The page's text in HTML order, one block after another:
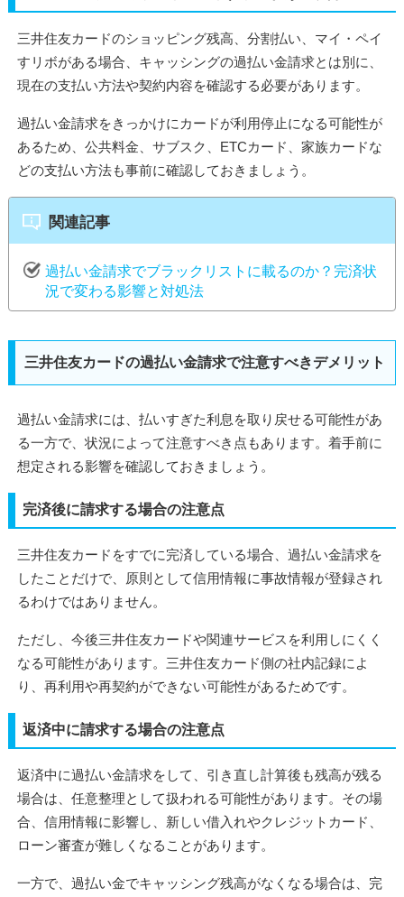
三井住友カードのショッピング残高、分割払い、マイ・ペイ
すリボがある場合、キャッシングの過払い金請求とは別に、
現在の支払い方法や契約内容を確認する必要があります。
過払い金請求をきっかけにカードが利用停止になる可能性が
あるため、公共料金、サブスク、ETCカード、家族カードな
どの支払い方法も事前に確認しておきましょう。
関連記事
過払い金請求でブラックリストに載るのか？完済状
況で変わる影響と対処法
三井住友カードの過払い金請求で注意すべきデメリット
過払い金請求には、払いすぎた利息を取り戻せる可能性があ
る一方で、状況によって注意すべき点もあります。着手前に
想定される影響を確認しておきましょう。
完済後に請求する場合の注意点
三井住友カードをすでに完済している場合、過払い金請求を
したことだけで、原則として信用情報に事故情報が登録され
るわけではありません。
ただし、今後三井住友カードや関連サービスを利用しにくく
なる可能性があります。三井住友カード側の社内記録によ
り、再利用や再契約ができない可能性があるためです。
返済中に請求する場合の注意点
返済中に過払い金請求をして、引き直し計算後も残高が残る
場合は、任意整理として扱われる可能性があります。その場
合、信用情報に影響し、新しい借入れやクレジットカード、
ローン審査が難しくなることがあります。
一方で、過払い金でキャッシング残高がなくなる場合は、完